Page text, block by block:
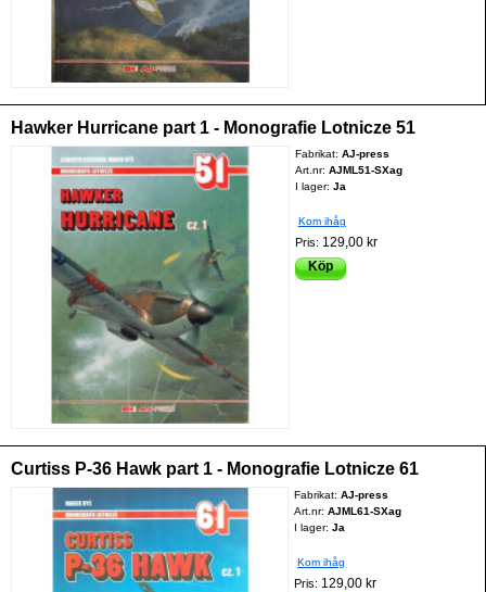
Hawker Hurricane part 1 - Monografie Lotnicze 51
Fabrikat: AJ-press
Art.nr: AJML51-SXag
I lager: Ja
Kom ihåg
Pris: 129,00 kr
Köp
Curtiss P-36 Hawk part 1 - Monografie Lotnicze 61
Fabrikat:AJ-press
Art.nr:AJML61-SXag
I lager: Ja
Kom ihåg
Pris: 129,00 kr